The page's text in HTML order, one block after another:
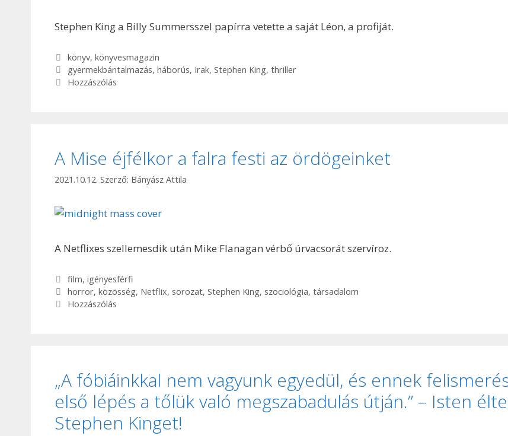
Stephen King a Billy Summersszel papírra vetette a saját Léon, a profiját.
Kategória
könyv, könyvesmagazin
Címkék
gyermekbántalmazás, háborús, Irak, Stephen King, thriller
Hozzászólás
A Mise éjfélkor a falra festi az ördögeinket
2021.10.12. Szerző: Bányász Attila
A Netflixes szellemesdik után Mike Flanagan vérbő úrvacsorát szervíroz.
Kategória
film, igényesférfi
Címkék
horror, közösség, Netflix, sorozat, Stephen King, szociológia, társadalom
Hozzászólás
„A fóbiáinkkal nem vagyunk egyedül, és ennek
első lépés a tőlük való megszabadulás útján.” – Isten
Stephen Kinget!